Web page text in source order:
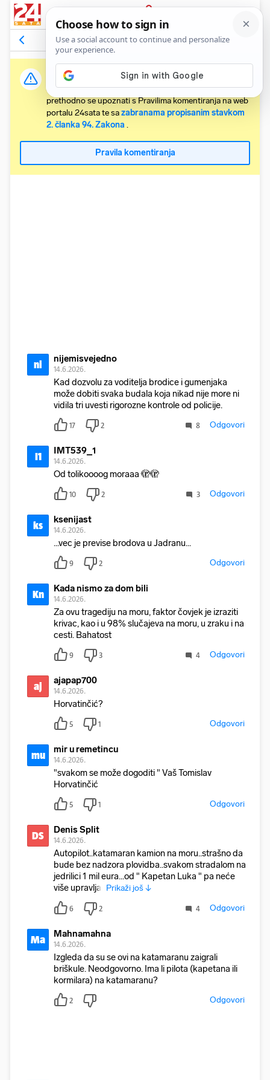
PRIJAVA
Komentari56 Relevantni
Važna obavijest:
Svaki korisnik koji želi komentirati članke obvezan je
prethodno se upoznati s Pravilima komentiranja na web
portalu 24sata te sazabranama propisanim stavkom
2. članka 94. Zakona .
Pravila komentiranja
ni nijemisvejedno
14.6.2026.
Kad dozvolu za voditelja brodice i gumenjaka
može dobiti svaka budala koja nikad nije more ni
vidila tri uvesti rigorozne kontrole od policije.
17 2 8 Odgovori
I1 IMT539_1
14.6.2026.
Od tolikoooog moraaa 🫣🫣
10 2 3 Odgovori
ks ksenijast
14.6.2026.
...vec je previse brodova u Jadranu...
9 2 Odgovori
Kn Kada nismo za dom bili
14.6.2026.
Za ovu tragediju na moru, faktor čovjek je izraziti
krivac, kao i u 98% slučajeva na moru, u zraku i na
cesti. Bahatost
9 3 4 Odgovori
aj ajapap700
14.6.2026.
Horvatinčić?
5 1 Odgovori
mu mir u remetincu
14.6.2026.
"svakom se može dogoditi " Vaš Tomislav
Horvatinčić
5 1 Odgovori
DS Denis Split
14.6.2026.
Autopilot..katamaran kamion na moru..strašno da
bude bez nadzora plovidba..svakom stradalom na
jedrilici 1 mil eura...od " Kapetan Luka " pa neće
više upravljat Prikaži još ↓
6 2 4 Odgovori
Ma Mahnamahna
14.6.2026.
Izgleda da su se ovi na katamaranu zaigrali
briškule. Neodgovorno. Ima li pilota (kapetana ili
kormilara) na katamaranu?
2 Odgovori